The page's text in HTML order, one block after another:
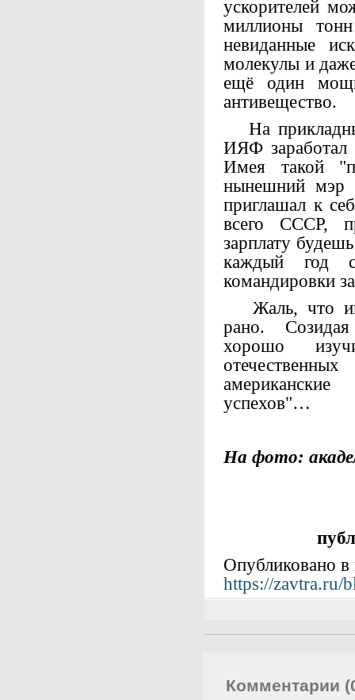
ускорителей
миллионы
невиданные
молекулы и
ещё один
антивещество.
На
ИЯФ заработал
Имея такой
нынешний мэр
приглашал к
всего СССР,
зарплату
каждый год
командировки
Жаль, что
рано.
хорошо
успехов"…
На фото:
Опубликовано в
https://zavtra.ru/
Комментарии